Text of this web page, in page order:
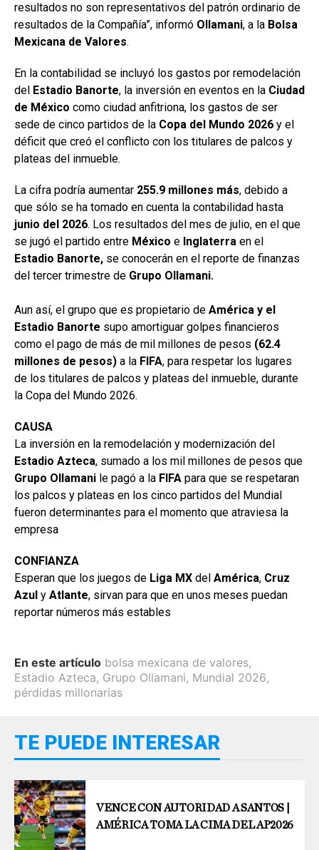
resultados no son representativos del patrón ordinario de
resultados de la Compañía”, informó Ollamani, a la Bolsa
Mexicana de Valores.
En la contabilidad se incluyó los gastos por remodelación
del Estadio Banorte, la inversión en eventos en la Ciudad
de México como ciudad anfitriona, los gastos de ser
sede de cinco partidos de la Copa del Mundo 2026 y el
déficit que creó el conflicto con los titulares de palcos y
plateas del inmueble.
La cifra podría aumentar 255.9 millones más, debido a
que sólo se ha tomado en cuenta la contabilidad hasta
junio del 2026. Los resultados del mes de julio, en el que
se jugó el partido entre México e Inglaterra en el
Estadio Banorte, se conocerán en el reporte de finanzas
del tercer trimestre de Grupo Ollamani.
Aun así, el grupo que es propietario de América y el
Estadio Banorte supo amortiguar golpes financieros
como el pago de más de mil millones de pesos (62.4
millones de pesos) a la FIFA, para respetar los lugares
de los titulares de palcos y plateas del inmueble, durante
la Copa del Mundo 2026.
CAUSA
La inversión en la remodelación y modernización del
Estadio Azteca, sumado a los mil millones de pesos que
Grupo Ollamani le pagó a la FIFA para que se respetaran
los palcos y plateas en los cinco partidos del Mundial
fueron determinantes para el momento que atraviesa la
empresa
CONFIANZA
Esperan que los juegos de Liga MX del América, Cruz
Azul y Atlante, sirvan para que en unos meses puedan
reportar números más estables
En este artículo bolsa mexicana de valores,
Estadio Azteca, Grupo Ollamani, Mundial 2026,
pérdidas millonarias
TE PUEDE INTERESAR
VENCE CON AUTORIDAD A SANTOS |
AMÉRICA TOMA LA CIMA DEL AP2026